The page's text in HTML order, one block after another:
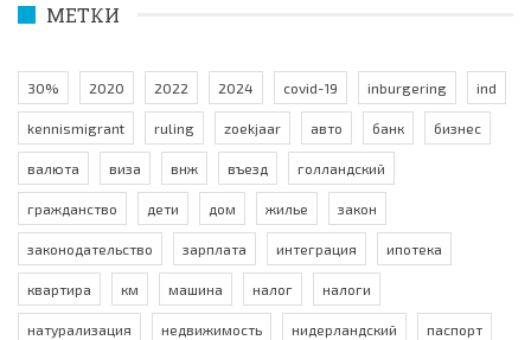
МЕТКИ
30% 2020 2022 2024 covid-19 inburgering ind
kennismigrant ruling zoekjaar авто банк бизнес
валюта виза внж въезд голландский
гражданство дети дом жилье закон
законодательство зарплата интеграция ипотека
квартира км машина налог налоги
натурализация недвижимость нидерландский паспорт